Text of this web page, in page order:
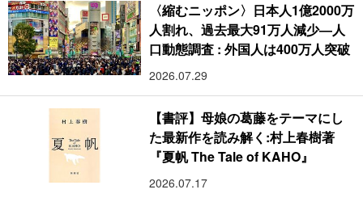
〈縮むニッポン〉日本人1億2000万
人割れ、過去最大91万人減少―人
口動態調査 : 外国人は400万人突破
2026.07.29
【書評】母娘の葛藤をテーマにし
た最新作を読み解く:村上春樹著
『夏帆 The Tale of KAHO』
2026.07.17